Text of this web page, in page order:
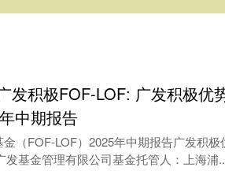
发积极FOF-LOF: 广发积极优
中期报告
（FOF-LOF）2025年中期报告广发积
发基金管理有限公司基金托管人：上海浦